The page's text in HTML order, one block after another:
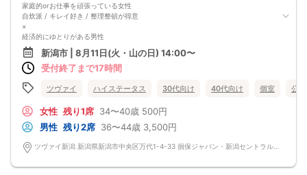
家庭的orお仕事を頑張っている女性
自炊派 / キレイ好き / 整理整頓が得意
×
経済的にゆとりがある男性
貯金をしている・安定した収入がある
相性抜群の組み合わせで開催いたします！
＼さらに今回は／
以下どちらにも当てはまる方を募集！
どんなときでもそばで寄り添ってくれる
気遣い上手・思いやりがある など
＆
大きな声で話さない/店員さんにも優しい/
この人となら一緒に歩んでいける。
新潟市 | 8月11日(火・山の日) 14:00〜
受付終了まで17時間
ツヴァイ ハイステータス 30代向け 40代向け 個室 公
女性 残り1席 34〜40歳 500円
男性 残り2席 36〜44歳 3,500円
ツヴァイ新潟 新潟県新潟市中央区万代1-4-33 損保ジャパン・新潟セントラルビル3階『ツヴァイ会場』